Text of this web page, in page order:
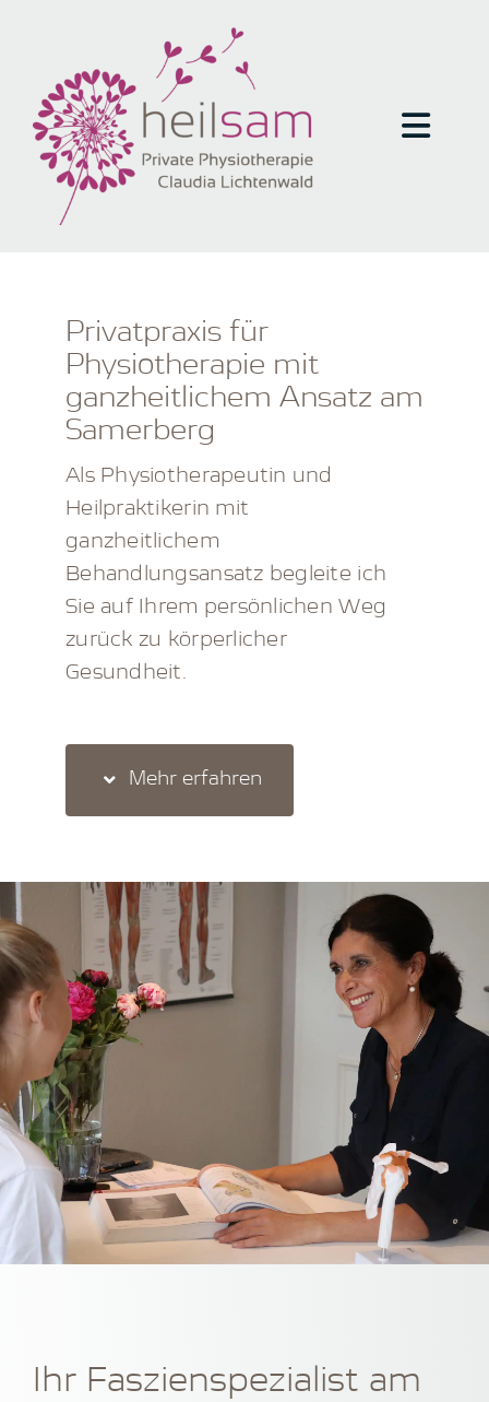
springen
Home
Praxis
Philosophie
Über mich
FAQ & Preise
Privatpraxis für
Physiotherapie mit
ganzheitlichem Ansatz am
Samerberg
Als Physiotherapeutin und
Heilpraktikerin mit
ganzheitlichem
Behandlungsansatz begleite ich
Sie auf Ihrem persönlichen Weg
zurück zu körperlicher
Gesundheit.
Mehr erfahren
Ihr Faszienspezialist am